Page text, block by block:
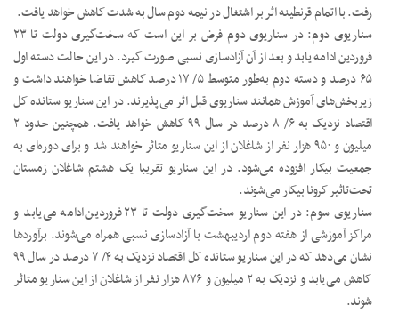
رفت. با اتمام قرنطینه اثر بر اشتغال در نیمه دوم سال به شدت کاهش خواهد یافت.
سناریوی دوم: در سناریوی دوم فرض بر این است که سخت‌گیری دولت تا ۲۳
فروردین ادامه یابد و بعد از آن آزادسازی نسبی صورت گیرد. در این حالت دسته اول
۶۵ درصد و دسته دوم به‌طور متوسط ۵/ ۱۷ درصد کاهش تقاضا خواهند داشت و
زیربخش‌های آموزش همانند سناریوی قبل اثر می‌پذیرند. در این سناریو ستانده کل
اقتصاد نزدیک به ۶/ ۸ درصد در سال ۹۹ کاهش خواهد یافت. همچنین حدود ۲
میلیون و ۹۵۰ هزار نفر از شاغلان از این سناریو متاثر خواهند شد و برای دوره‌ای به
جمعیت بیکار افزوده می‌شود. در این سناریو تقریبا یک هشتم شاغلان زمستان
تحت‌تاثیر کرونا بیکار می‌شوند.
سناریوی سوم: در این سناریو سخت‌گیری دولت تا ۲۳ فروردین ادامه می‌یابد و
مراکز آموزشی از هفته دوم اردیبهشت با آزادسازی نسبی همراه می‌شوند. برآوردها
نشان می‌دهد که در این سناریو ستانده کل اقتصاد نزدیک به ۴/ ۷ درصد در سال ۹۹
کاهش می‌یابد و نزدیک به ۲ میلیون و ۸۷۶ هزار نفر از شاغلان از این سناریو متاثر
شوند.